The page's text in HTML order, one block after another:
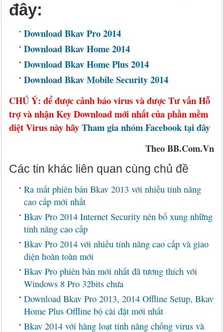
đây:
Download Bkav Pro 2014
Download Bkav Home 2014
Download Bkav Home Plus 2014
Download Bkav Mobile Security 2014
CHÚ Ý: để được cảnh báo virus và được Tư vấn Hỗ
trợ và nhận Key Download mới nhất của phần mềm
diệt Virus này hãyTham gia nhóm Facebook tại đây
Theo BB.Com.Vn
Các tin khác liên quan cùng chủ đề
Ra mắt phiên bản Bkav 2013 với nhiều tính năng
cao cấp mới nhất
Bkav Pro 2014 Internet Security nên bổ xung những
tính năng cao cấp
Bkav Pro 2014 với nhiều tính năng cao cấp và giao
diện hoàn toàn mới
Bkav Pro phiên bản mới nhất đã tương thích với
Windows 8 Pro 32bits chưa
Download Bkav Pro 2013, 2014 Offline Setup, Bkav
Home Plus Offline bộ cài đặt mới nhất
Bkav 2014 với hàng loạt tính năng chống virus và